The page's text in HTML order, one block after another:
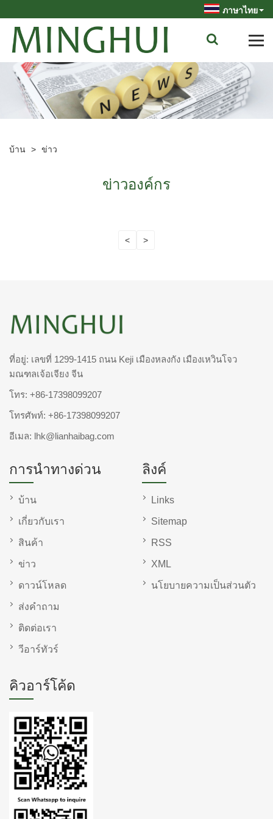
ภาษาไทย
บ้าน > ข่าว
ข่าวองค์กร
< >
ที่อยู่: เลขที่ 1299-1415 ถนน Keji เมืองหลงกัง เมืองเหวินโจว
มณฑลเจ้อเจียง จีน
โทร: +86-17398099207
โทรศัพท์: +86-17398099207
อีเมล: lhk@lianhaibag.com
การนำทางด่วน
บ้าน
เกี่ยวกับเรา
สินค้า
ข่าว
ดาวน์โหลด
ส่งคำถาม
ติดต่อเรา
วีอาร์ทัวร์
ลิงค์
Links
Sitemap
RSS
XML
นโยบายความเป็นส่วนตัว
คิวอาร์โค้ด